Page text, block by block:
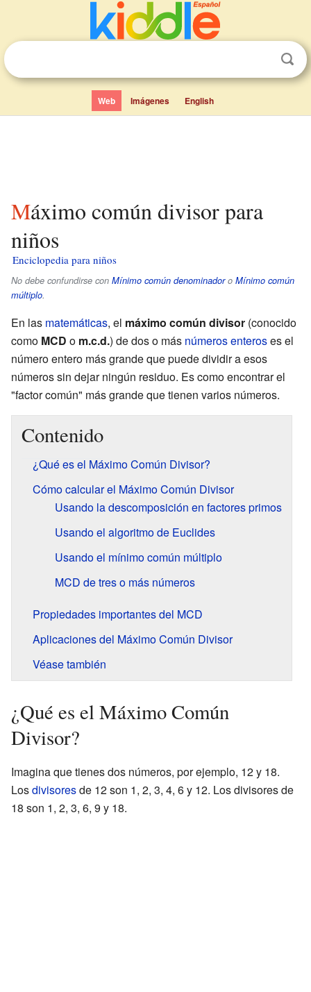
Web Imágenes English
Máximo común divisor para
niños
Enciclopedia para niños
No debe confundirse con Mínimo común denominadoro Mínimo común
múltiplo.
En las matemáticas, el máximo común divisor (conocido
como MCD o m.c.d.) de dos o más números enteroses el
número entero más grande que puede dividir a esos
números sin dejar ningún residuo. Es como encontrar el
"factor común" más grande que tienen varios números.
Contenido
¿Qué es el Máximo Común Divisor?
Cómo calcular el Máximo Común Divisor
Usando la descomposición en factores primos
Usando el algoritmo de Euclides
Usando el mínimo común múltiplo
MCD de tres o más números
Propiedades importantes del MCD
Aplicaciones del Máximo Común Divisor
Véase también
¿Qué es el Máximo Común
Divisor?
Imagina que tienes dos números, por ejemplo, 12 y 18.
Losdivisoresde 12 son 1, 2, 3, 4, 6 y 12. Los divisores de
18 son 1, 2, 3, 6, 9 y 18.